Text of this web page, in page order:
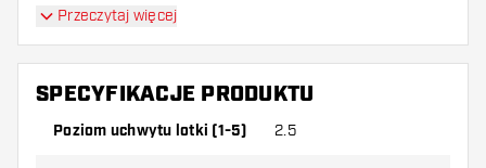
Lotki Mission Venom 90% jest dostarczony z:
Przeczytaj więcej
SPECYFIKACJE PRODUKTU
Poziom uchwytu lotki (1-5) 2.5